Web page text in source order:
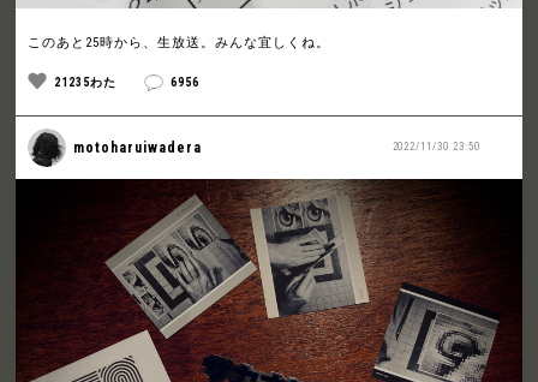
このあと25時から、生放送。みんな宜しくね。
21235わた 6956
2022/11/30 23:50
motoharuiwadera